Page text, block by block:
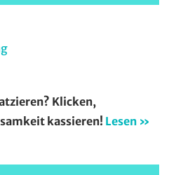
Klicken,
kassieren! Lesen »